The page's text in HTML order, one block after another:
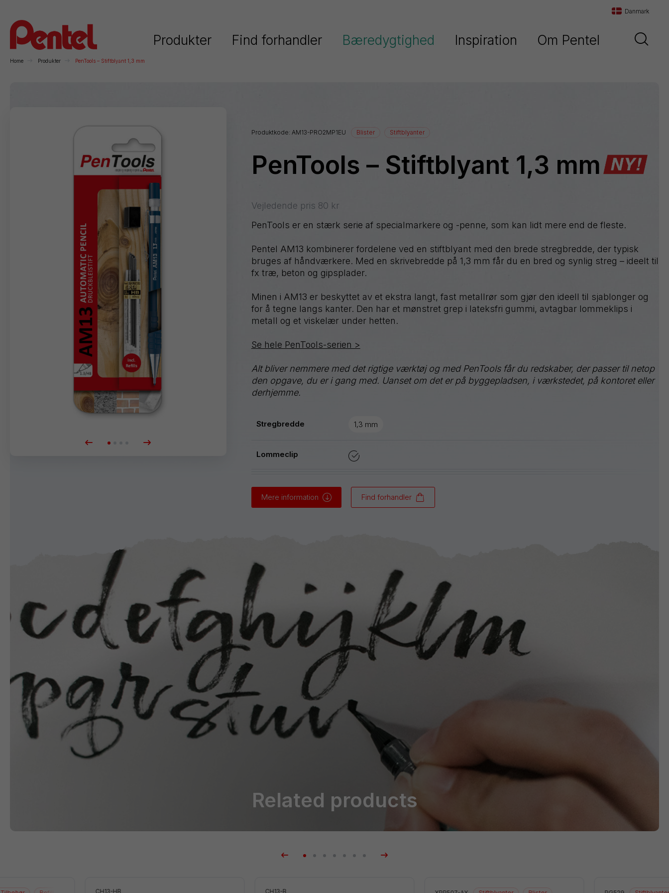
Danmark
Home Produkter PenTools – Stiftblyant 1,3 mm
Produkter
Kuglepenne
Whiteboard Kunstnerartikler
Tilbehør
Colour
Energel
Graphgear
Handy-
line
iZee
Mattehop
Paint
Marker
Sign
Twist-
Erase
WHITE
Alle produkter
Find forhandler Bæredygtighed
Dokumentation
Inspiration Om Pentel
Produktkode: AM13-PRO2MP1EU Blister Stiftblyanter
PenTools – Stiftblyant 1,3 mm
Vejledende pris 80 kr
PenTools er en stærk serie af specialmarkere og -penne, som kan lidt mere end de fleste.
Pentel AM13 kombinerer fordelene ved en stiftblyant med den brede stregbredde, der typisk
bruges af håndværkere. Med en skrivebredde på 1,3 mm får du en bred og synlig streg – ideelt til
fx træ, beton og gipsplader.
Minen i AM13 er beskyttet av et ekstra langt, fast metallrør som gjør den ideell til sjablonger og
for å tegne langs kanter. Den har et mønstret grep i lateksfri gummi, avtagbar lommeklips i
metall og et viskelær under hetten.
Se hele PenTools-serien >
Alt bliver nemmere med det rigtige værktøj og med PenTools får du redskaber, der passer til netop
den opgave, du er i gang med. Uanset om det er på byggepladsen, i værkstedet, på kontoret eller
derhjemme.
Stregbredde 1,3 mm
Lommeclip
Mere information Find forhandler
Related products
CH13-HB CH13-B